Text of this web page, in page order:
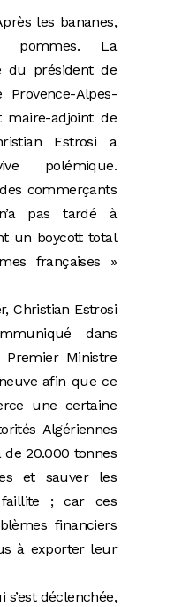
les bananes,
pommes. La
du président de
Alpes-
maire-adjoint de
Estrosi a
polémique.
des commerçants
pas tardé à
un boycott total
françaises »
Christian Estrosi
dans
Ministre
afin que ce
une certaine
Algériennes
20.000 tonnes
et sauver les
; car ces
financiers
à exporter leur
déclenchée,